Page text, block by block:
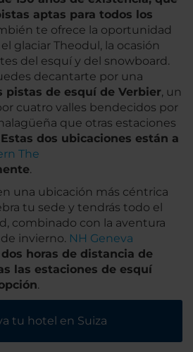
aptas para todos los
te ofrece la oportunidad
glaciar Theodul, la ocasión
del esquí y del snowboard.
decantarte por una
pistas de esquí de Verbier, un
cuatro valles bendecidos por
que otras estaciones
Estas dos ubicaciones están a
The
.
una ubicación más céntrica
tu sede y tendrás todo el
combinado con la aventura
invierno. NH Geneva
dos horas de distancia de
las estaciones de esquí
.
tu hotel en Suiza